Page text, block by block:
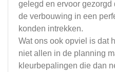
gelegd en ervoor gezorgd
de verbouwing in een
konden intrekken.
Wat ons ook opviel is dat
niet allen in de planning
kleurbepalingen die dan